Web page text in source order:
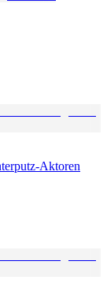
Aktoren